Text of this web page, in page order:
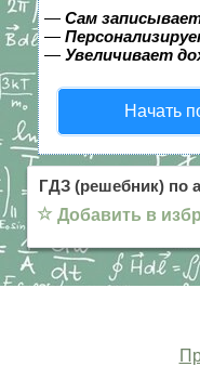
— Сам
—
— Увеличивает
Начать
ГДЗ (решебник) по
☆ Добавить в